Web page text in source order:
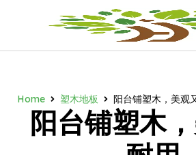
Home 塑木地板 阳台铺塑木，美观
阳台铺塑木